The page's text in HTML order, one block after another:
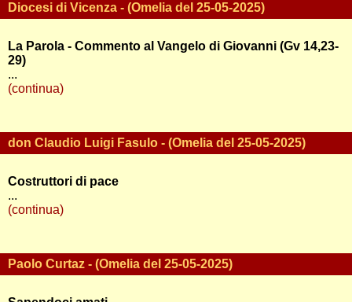
Diocesi di Vicenza - (Omelia del 25-05-2025)
La Parola - Commento al Vangelo di Giovanni (Gv 14,23-
29)
...
(continua)
don Claudio Luigi Fasulo - (Omelia del 25-05-2025)
Costruttori di pace
...
(continua)
Paolo Curtaz - (Omelia del 25-05-2025)